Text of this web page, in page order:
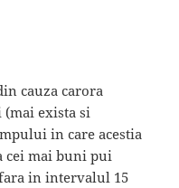
cauza carora
exista si
in care acestia
cei mai buni pui
in intervalul 15